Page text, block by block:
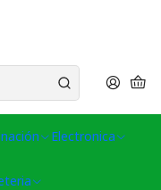
Electronica